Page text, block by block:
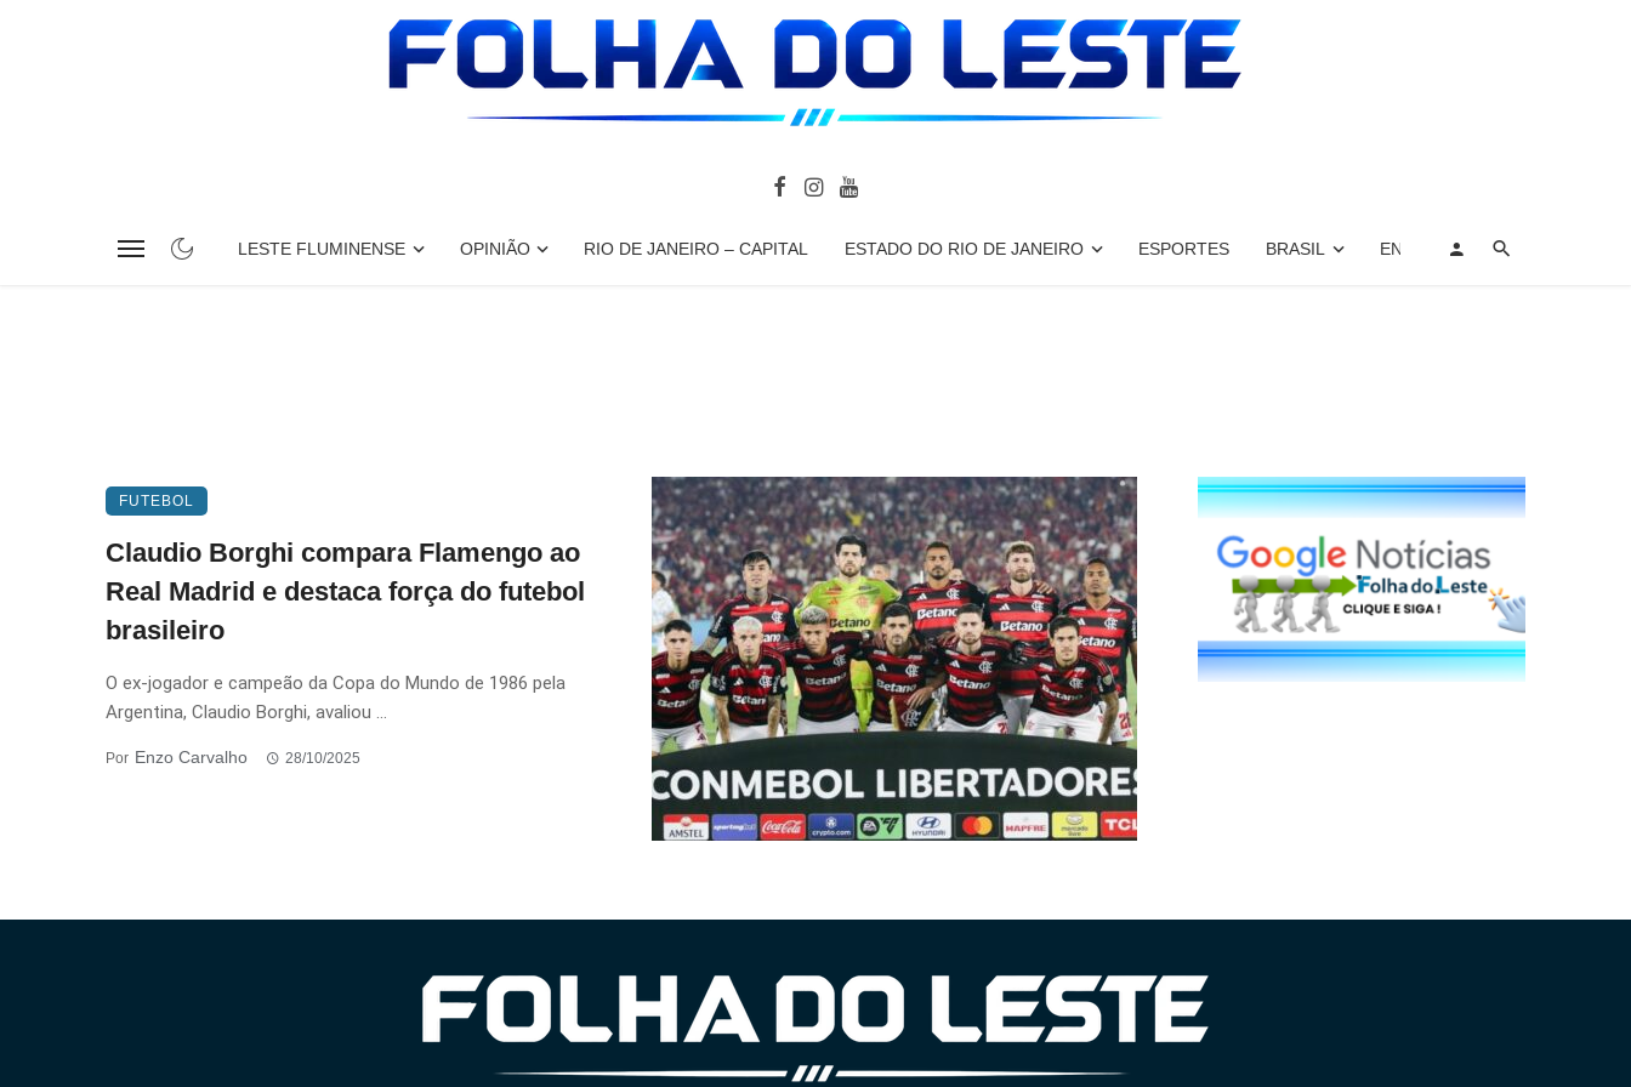
LESTE FLUMINENSE OPINIÃO RIO DE JANEIRO – CAPITAL ESTADO DO RIO DE JANEIRO ESPORTES BRASIL ENTRETENIMENTO, ARTES E
FUTEBOL
Claudio Borghi compara Flamengo ao
Real Madrid e destaca força do futebol
brasileiro
O ex-jogador e campeão da Copa do Mundo de 1986 pela
Argentina, Claudio Borghi, avaliou ...
Por Enzo Carvalho 28/10/2025